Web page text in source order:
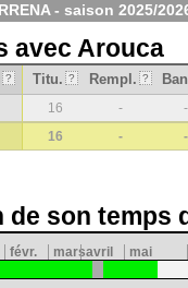
- saison 2025/
avec Arouca
? Titu. ? Rempl. ?
16 -
-
16 - -
son temps
févr. marsavril mai